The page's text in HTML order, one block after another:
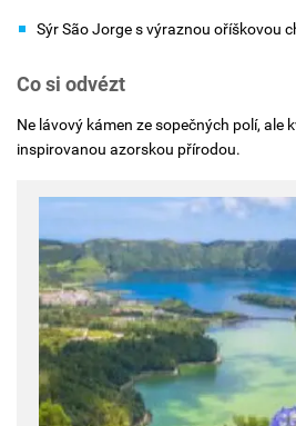
Sýr São Jorge s výraznou oříškovou
Co si odvézt
Ne lávový kámen ze sopečných polí, ale
inspirovanou azorskou přírodou.